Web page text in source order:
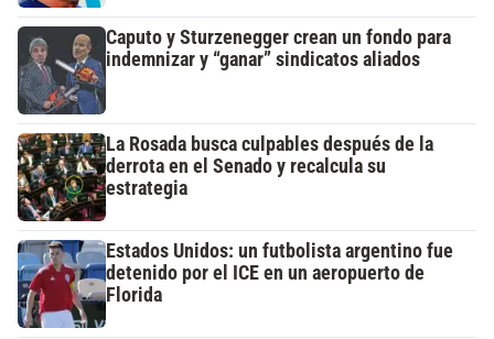
Caputo y Sturzenegger crean un fondo para
indemnizar y “ganar” sindicatos aliados
La Rosada busca culpables después de la
derrota en el Senado y recalcula su
estrategia
Estados Unidos: un futbolista argentino fue
detenido por el ICE en un aeropuerto de
Florida